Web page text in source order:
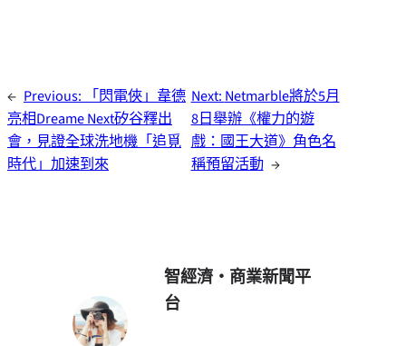
← Previous:
「閃電俠」韋德
亮相Dreame Next矽谷釋出
會，見證全球洗地機「追覓
時代」加速到來
Next: Netmarble將於5月
8日舉辦《權力的遊
戲：國王大道》角色名
稱預留活動 →
智經濟・商業新聞平
台